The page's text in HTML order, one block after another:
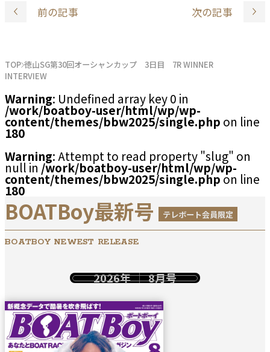
前の記事 次の記事
TOP 徳山SG第30回オーシャンカップ 3日目 7R WINNER
INTERVIEW
Warning: Undefined array key 0 in
/work/boatboy-user/html/wp/wp-
content/themes/bbw2025/single.php on line
180
Warning: Attempt to read property "slug" on
null in /work/boatboy-user/html/wp/wp-
content/themes/bbw2025/single.php on line
180
BOATBoy最新号 テレボート会員限定
BOATBOY NEWEST RELEASE
2026年 8月号